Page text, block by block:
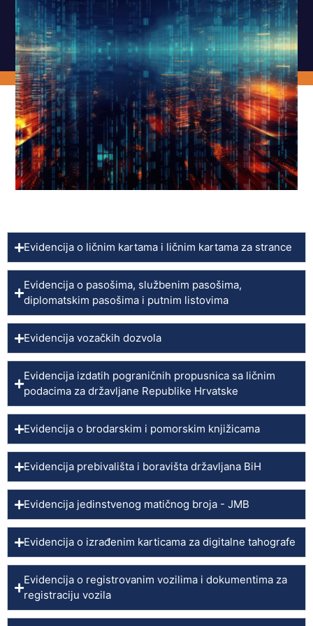
Evidencija o ličnim kartama i ličnim kartama za strance
Evidencija o pasošima, službenim pasošima,
diplomatskim pasošima i putnim listovima
Evidencija vozačkih dozvola
Evidencija izdatih pograničnih propusnica sa ličnim
podacima za državljane Republike Hrvatske
Evidencija o brodarskim i pomorskim knjižicama
Evidencija prebivališta i boravišta državljana BiH
Evidencija jedinstvenog matičnog broja - JMB
Evidencija o izrađenim karticama za digitalne tahografe
Evidencija o registrovanim vozilima i dokumentima za
registraciju vozila